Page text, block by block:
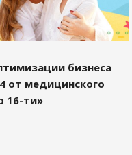
бизнеса
от медицинского
16-ти»